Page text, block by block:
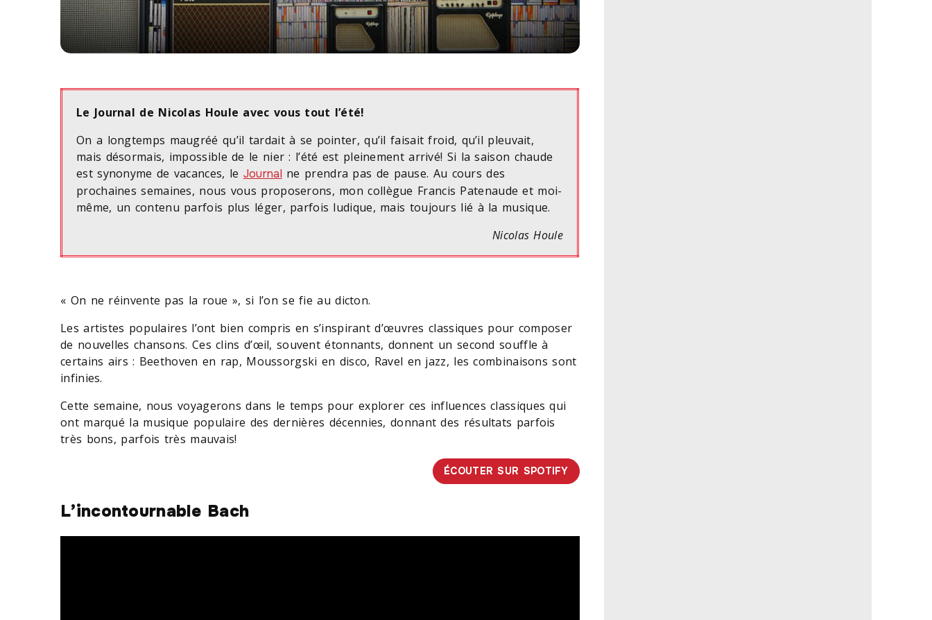
Le Journal de Nicolas Houle avec vous tout l’été!
On a longtemps maugréé qu’il tardait à se pointer, qu’il faisait froid, qu’il pleuvait,
mais désormais, impossible de le nier : l’été est pleinement arrivé! Si la saison chaude
est synonyme de vacances, le Journal ne prendra pas de pause. Au cours des
prochaines semaines, nous vous proposerons, mon collègue Francis Patenaude et moi-
même, un contenu parfois plus léger, parfois ludique, mais toujours lié à la musique.
Nicolas Houle
« On ne réinvente pas la roue », si l’on se fie au dicton.
Les artistes populaires l’ont bien compris en s’inspirant d’œuvres classiques pour composer
de nouvelles chansons. Ces clins d’œil, souvent étonnants, donnent un second souffle à
certains airs : Beethoven en rap, Moussorgski en disco, Ravel en jazz, les combinaisons sont
infinies.
Cette semaine, nous voyagerons dans le temps pour explorer ces influences classiques qui
ont marqué la musique populaire des dernières décennies, donnant des résultats parfois
très bons, parfois très mauvais!
ÉCOUTER SUR SPOTIFY
L’incontournable Bach